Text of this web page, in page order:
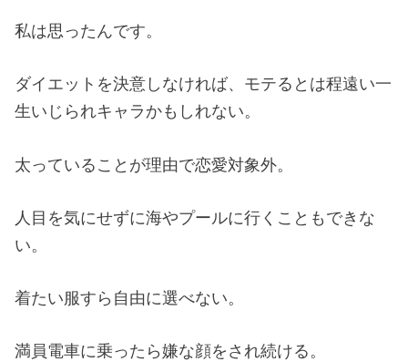
私は思ったんです。
ダイエットを決意しなければ、モテるとは程遠い一
生いじられキャラかもしれない。
太っていることが理由で恋愛対象外。
人目を気にせずに海やプールに行くこともできな
い。
着たい服すら自由に選べない。
満員電車に乗ったら嫌な顔をされ続ける。